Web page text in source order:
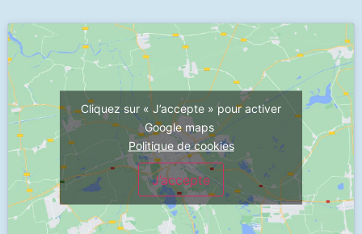
Cliquez sur « J’accepte » pour activer
Google maps
Politique de cookies
J’accepte